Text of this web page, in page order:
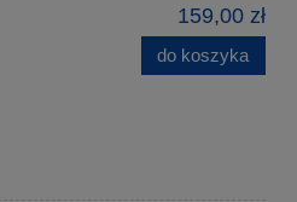
159,00 zł
do koszyka